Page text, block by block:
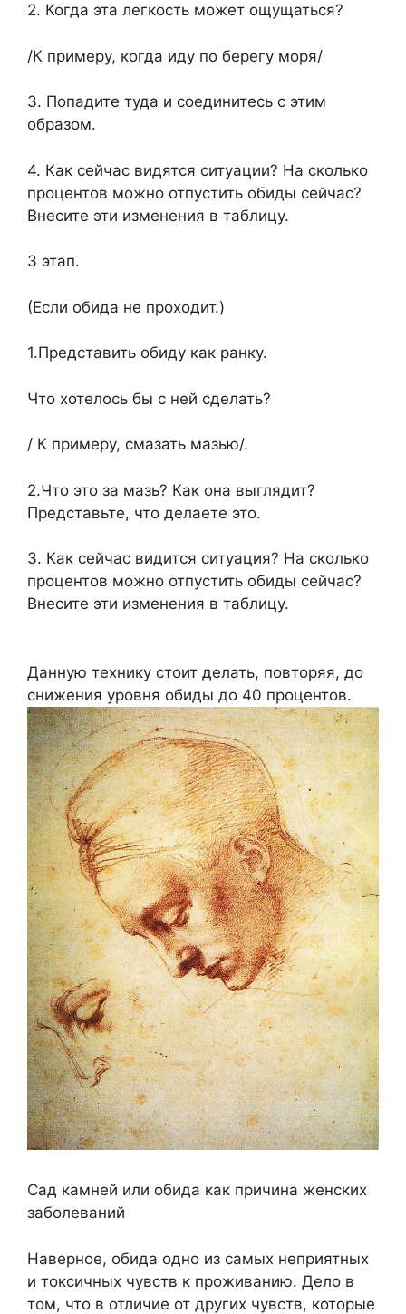
2. Когда эта легкость может ощущаться?
/К примеру, когда иду по берегу моря/
3. Попадите туда и соединитесь с этим
образом.
4. Как сейчас видятся ситуации? На сколько
процентов можно отпустить обиды сейчас?
Внесите эти изменения в таблицу.
3 этап.
(Если обида не проходит.)
1.Представить обиду как ранку.
Что хотелось бы с ней сделать?
/ К примеру, смазать мазью/.
2.Что это за мазь? Как она выглядит?
Представьте, что делаете это.
3. Как сейчас видится ситуация? На сколько
процентов можно отпустить обиды сейчас?
Внесите эти изменения в таблицу.
Данную технику стоит делать, повторяя, до
снижения уровня обиды до 40 процентов.
Сад камней или обида как причина женских
заболеваний
Наверное, обида одно из самых неприятных
и токсичных чувств к проживанию. Дело в
том, что в отличие от других чувств, которые